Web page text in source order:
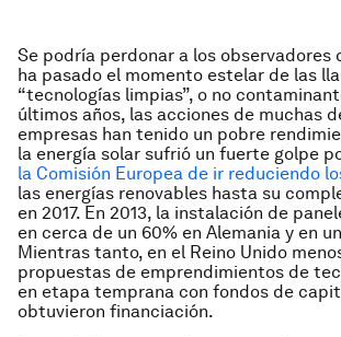
Se podría perdonar a los observadores
ha pasado el momento estelar de las
“tecnologías limpias”, o no
últimos años, las acciones de muchas
empresas han tenido un pobre
la energía solar sufrió un fuerte golpe
la Comisión Europea de ir reduciendo
las energías renovables hasta su
en 2017. En 2013, la instalación de
en cerca de un 60% en Alemania y en
Mientras tanto, en el Reino Unido
propuestas de emprendimientos de
en etapa temprana con fondos de
obtuvieron financiación.